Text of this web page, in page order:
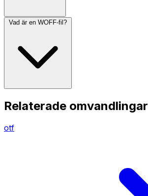
Vad är en WOFF-fil?
Relaterade omvandlingar
otf